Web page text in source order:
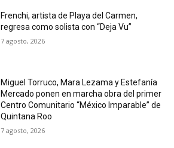
Frenchi, artista de Playa del Carmen,
regresa como solista con “Deja Vu”
7 agosto, 2026
Miguel Torruco, Mara Lezama y Estefanía
Mercado ponen en marcha obra del primer
Centro Comunitario “México Imparable” de
Quintana Roo
7 agosto, 2026